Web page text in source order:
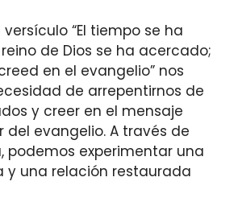
versículo “El tiempo se ha
de Dios se ha acercado;
en el evangelio” nos
de arrepentirnos de
y creer en el mensaje
evangelio. A través de
podemos experimentar una
y una relación restaurada